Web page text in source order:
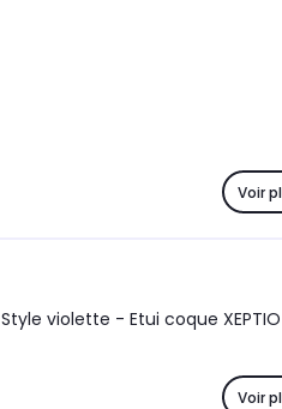
Voir
violette - Etui coque
Voir